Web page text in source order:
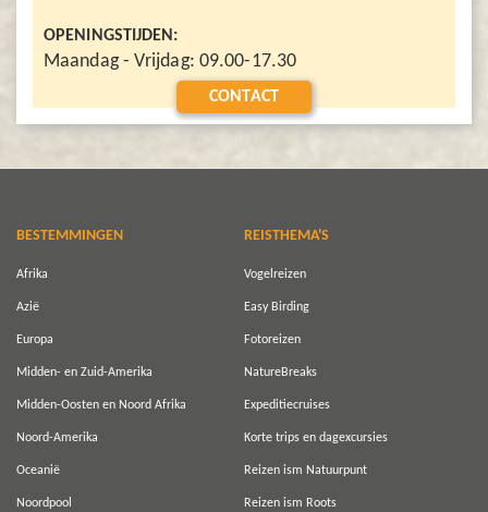
OPENINGSTIJDEN:
Maandag - Vrijdag: 09.00-17.30
CONTACT
BESTEMMINGEN
Afrika
Azië
Europa
Midden- en Zuid-Amerika
Midden-Oosten en Noord Afrika
Noord-Amerika
Oceanië
Noordpool
REISTHEMA'S
Vogelreizen
Easy Birding
Fotoreizen
NatureBreaks
Expeditiecruises
Korte trips en dagexcursies
Reizen ism Natuurpunt
Reizen ism Roots